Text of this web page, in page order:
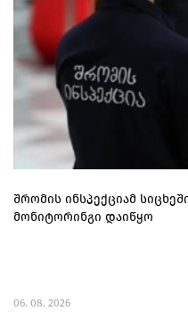
შრომის ინსპექციამ
მონიტორინგი დაიწყო
06. 08. 2026